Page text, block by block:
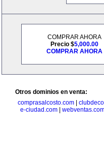
COMPRAR AHORA
Precio $5,000.00
COMPRAR AHORA
Otros dominios en venta:
comprasalcosto.com
e-ciudad.com|